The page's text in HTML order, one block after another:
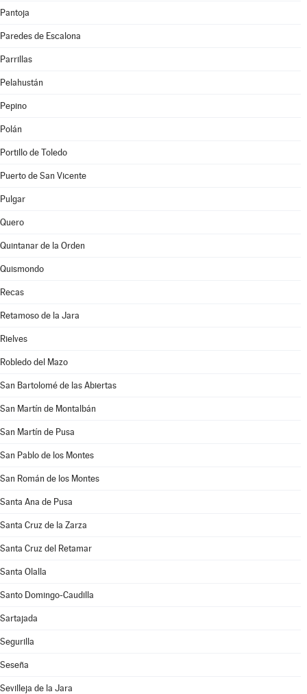
Pantoja
Paredes de Escalona
Parrillas
Pelahustán
Pepino
Polán
Portillo de Toledo
Puerto de San Vicente
Pulgar
Quero
Quintanar de la Orden
Quismondo
Recas
Retamoso de la Jara
Rielves
Robledo del Mazo
San Bartolomé de las Abiertas
San Martín de Montalbán
San Martín de Pusa
San Pablo de los Montes
San Román de los Montes
Santa Ana de Pusa
Santa Cruz de la Zarza
Santa Cruz del Retamar
Santa Olalla
Santo Domingo-Caudilla
Sartajada
Segurilla
Seseña
Sevilleja de la Jara